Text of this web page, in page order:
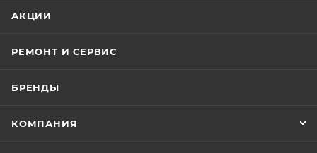
АКЦИИ
РЕМОНТ И СЕРВИС
БРЕНДЫ
КОМПАНИЯ